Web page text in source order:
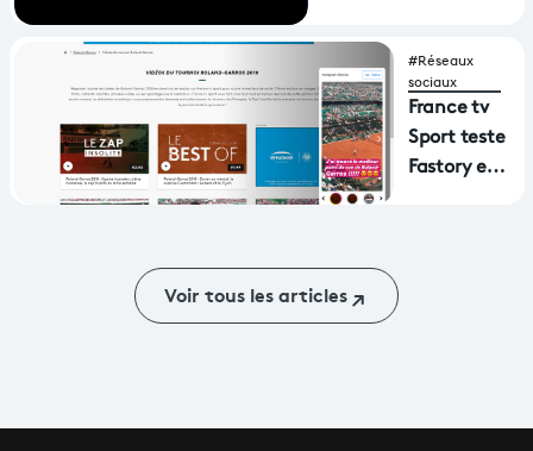
France Télévisions
#Réseaux
sociaux
France tv
Sport teste
Fastory et
Voir tous les articles